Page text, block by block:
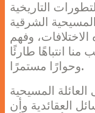
التاريخية
المسيحية الشرقية
وفهم
انتباهًا طارئًا
وحوارًا مستمرًا.
المسيحية
العقائدية وأن